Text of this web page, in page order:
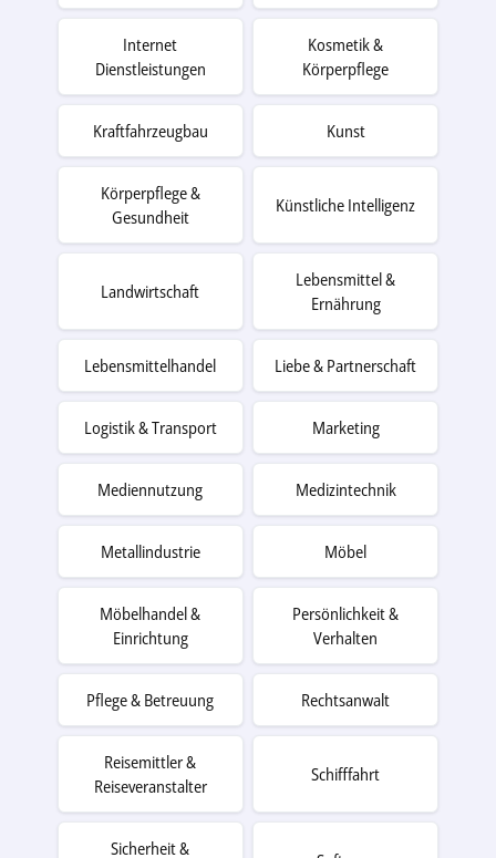
Internet
Dienstleistungen
Kosmetik &
Körperpflege
Kraftfahrzeugbau Kunst
Körperpflege &
Gesundheit
Künstliche Intelligenz
Landwirtschaft
Lebensmittel &
Ernährung
Lebensmittelhandel Liebe & Partnerschaft
Logistik & Transport Marketing
Mediennutzung Medizintechnik
Metallindustrie Möbel
Möbelhandel &
Einrichtung
Persönlichkeit &
Verhalten
Pflege & Betreuung Rechtsanwalt
Reisemittler &
Reiseveranstalter
Schifffahrt
Sicherheit &